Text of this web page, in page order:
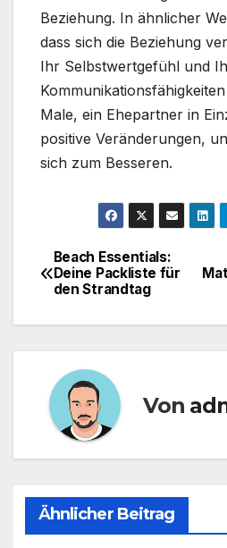
Beziehung. In ähnlicher
dass sich die Beziehung
Ihr Selbstwertgefühl und
Male, ein Ehepartner in
positive Veränderungen,
sich zum Besseren.
Beach Essentials:
Deine Packliste für
den Strandtag
Von
Ähnlicher Beitrag